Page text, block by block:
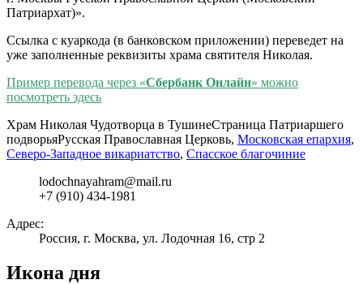
Патриархат)».
Ссылка с куаркода (в банковском приложении) переведет на
уже заполненные реквизиты храма святителя Николая.
Пример перевода через «Сбербанк Онлайн» можно
посмотреть здесь
Храм Николая Чудотворца в ТушинеСтраница Патриаршего
подворьяРусская Православная Церковь, Московская епархия,
Северо-Западное викариатство, Спасское благочиние
lodochnayahram@mail.ru
+7 (910) 434-1981
Адрес:
Россия, г. Москва, ул. Лодочная 16, стр 2
Икона дня